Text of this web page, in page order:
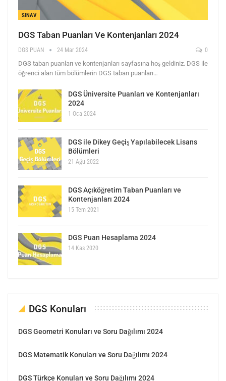
SINAV
DGS Taban Puanları Ve Kontenjanları 2024
DGS PUAN 24 Mar 2024 0
DGS taban puanları ve kontenjanları sayfasına hoş geldiniz. DGS ile
öğrenci alan tüm bölümlerin DGS taban puanları…
DGS Üniversite Puanları ve Kontenjanları
2024
1 Oca 2024
DGS ile Dikey Geçiş Yapılabilecek Lisans
Bölümleri
21 Ağu 2022
DGS Açıköğretim Taban Puanları ve
Kontenjanları 2024
15 Tem 2021
DGS Puan Hesaplama 2024
14 Kas 2020
DGS Konuları
DGS Geometri Konuları ve Soru Dağılımı 2024
DGS Matematik Konuları ve Soru Dağılımı 2024
DGS Türkçe Konuları ve Soru Dağılımı 2024